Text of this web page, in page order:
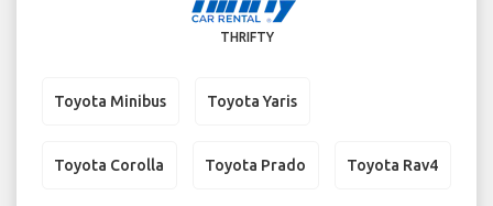
THRIFTY
Toyota Minibus Toyota Yaris
Toyota Corolla Toyota Prado Toyota Rav4